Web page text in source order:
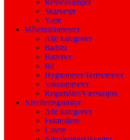
Rensesvamper
Skarverør
Y-rør
Måleinstrumenter
Alle kategorier
Badstu
Batterier
Bil
Hygrometer/Termometer
Vakuummeter
Regnmåler/Værstasjon
Nivelleringsutstyr
Alle kategorier
Fuktmålere
Lasere